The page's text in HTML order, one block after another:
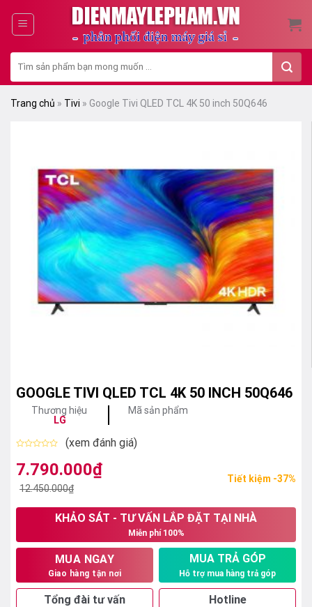
kiếm:
Trang chủ » Tivi » Google Tivi QLED TCL 4K 50 inch 50Q646
GOOGLE TIVI QLED TCL 4K 50 INCH 50Q646
Thương hiệu
LG
Mã sản phẩm
xếp
hạng
5
(xem đánh giá)
12.450.000₫
Giá
gốc
12.450.000₫.
7.790.000₫
Giá
hiện
Tiết kiệm -37%
KHẢO SÁT - TƯ VẤN LẮP ĐẶT TẠI NHÀ
Miễn phí 100%
MUA NGAY
Giao hàng tận nơi
MUA TRẢ GÓP
Hỗ trợ mua hàng trả góp
Tổng đài tư vấn Hotline